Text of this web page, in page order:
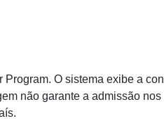
O sistema exibe a
não garante a admissão